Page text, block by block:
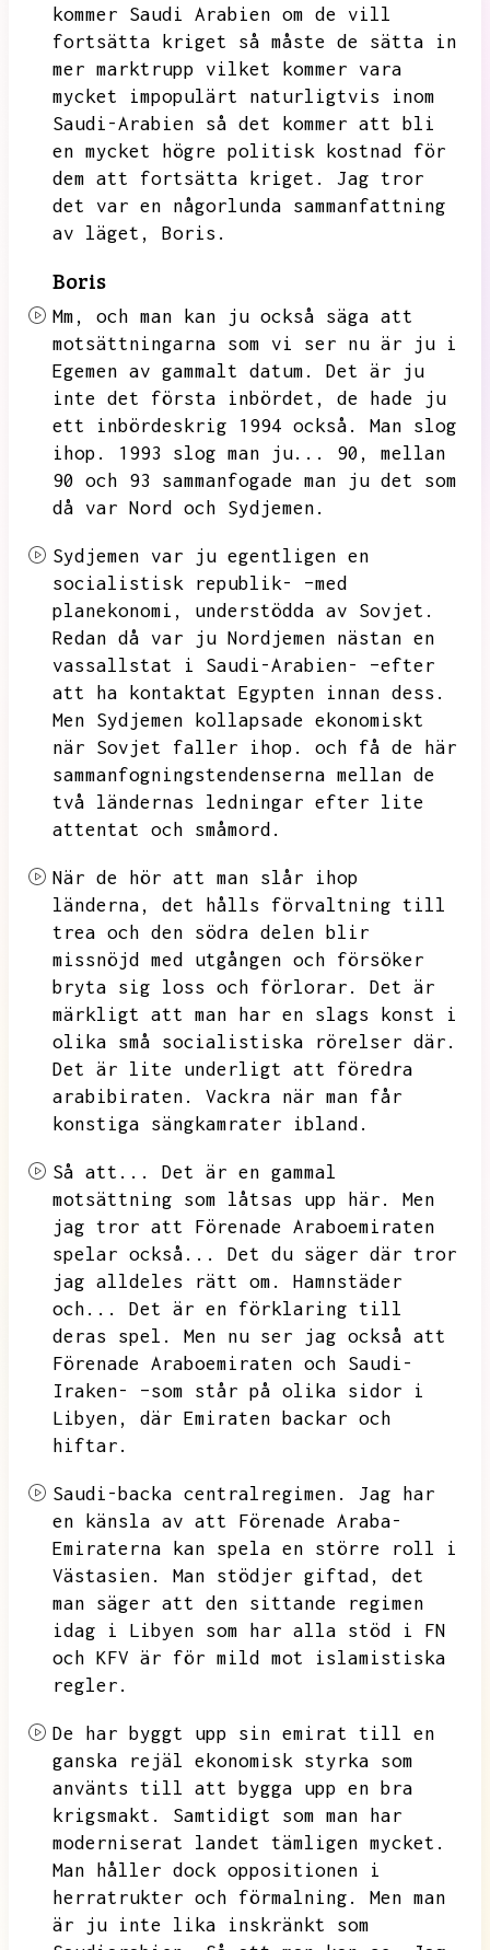
kommer Saudi Arabien om de vill
fortsätta kriget så måste de sätta in
mer marktrupp vilket kommer vara
mycket impopulärt naturligtvis
inom
Saudi-Arabien så det kommer att bli
en mycket högre politisk kostnad för
dem att fortsätta kriget.
Jag tror
det var en någorlunda sammanfattning
av läget,
Boris.
Boris
Mm,
och man kan ju också säga att
motsättningarna som vi ser nu är ju i
Egemen av gammalt datum.
Det är ju
inte det första inbördet,
de hade ju
ett inbördeskrig 1994 också.
Man slog
ihop.
1993 slog man ju... 90,
mellan
90 och 93 sammanfogade man ju det som
då var Nord och Sydjemen.
Sydjemen var ju egentligen en
socialistisk republik- –med
planekonomi,
understödda av Sovjet.
Redan då var ju Nordjemen nästan en
vassallstat i Saudi-Arabien- –efter
att ha kontaktat Egypten innan dess.
Men Sydjemen kollapsade ekonomiskt
när Sovjet faller ihop.
och få de här
sammanfogningstendenserna mellan de
två ländernas ledningar efter lite
attentat och småmord.
När de hör att man slår ihop
länderna,
det hålls förvaltning till
trea och den södra delen blir
missnöjd med utgången och försöker
bryta sig loss och förlorar.
Det är
märkligt att man har en slags konst i
olika små socialistiska rörelser där.
Det är lite underligt att föredra
arabibiraten.
Vackra när man får
konstiga sängkamrater ibland.
Så att...
Det är en gammal
motsättning som låtsas upp här.
Men
jag tror att Förenade Araboemiraten
spelar också...
Det du säger där tror
jag alldeles rätt om.
Hamnstäder
och...
Det är en förklaring till
deras spel.
Men nu ser jag också att
Förenade Araboemiraten och Saudi-
Iraken- –som står på olika sidor i
Libyen,
där Emiraten backar och
hiftar.
Saudi-backa centralregimen.
Jag har
en känsla av att Förenade Araba-
Emiraterna kan spela en större roll i
Västasien.
Man stödjer giftad,
det
man säger att den sittande regimen
idag i Libyen som har alla stöd i FN
och KFV är för mild mot islamistiska
regler.
De har byggt upp sin emirat till en
ganska rejäl ekonomisk styrka som
använts till att bygga upp en bra
krigsmakt.
Samtidigt som man har
moderniserat landet tämligen mycket.
Man håller dock oppositionen i
herratrukter och förmalning.
Men man
är ju inte lika inskränkt som